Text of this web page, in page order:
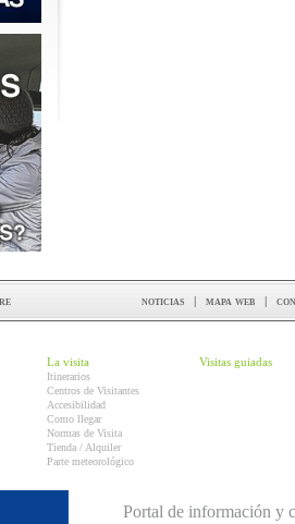
noticias | mapa web |
La visita
Itinerarios
Centros de Visitantes
Accesibilidad
Como llegar
Normas de Visita
Tienda / Alquiler
Parte meteorológico
Visitas guiadas
Portal de información y